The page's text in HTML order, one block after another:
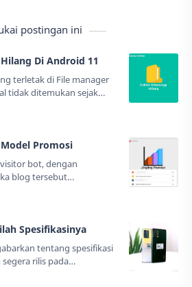
postingan ini
Di Android 11
terletak di File manager
tidak ditemukan sejak
muncul banyak
folder WA sekarang…
Promosi
bot, dengan
blog tersebut
visitor bot atau kunjungan
manusia.Jika Anda
Spesifikasinya
tentang spesifikasi
rilis pada
2021. Beberapa info